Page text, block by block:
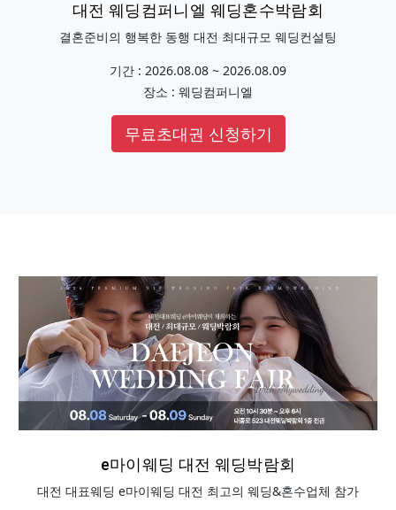
대전 웨딩컴퍼니엘 웨딩혼수박람회
결혼준비의 행복한 동행 대전 최대규모 웨딩컨설팅
기간 : 2026.08.08 ~ 2026.08.09
장소 : 웨딩컴퍼니엘
무료초대권 신청하기
e마이웨딩 대전 웨딩박람회
대전 대표웨딩 e마이웨딩 대전 최고의 웨딩&혼수업체 참가